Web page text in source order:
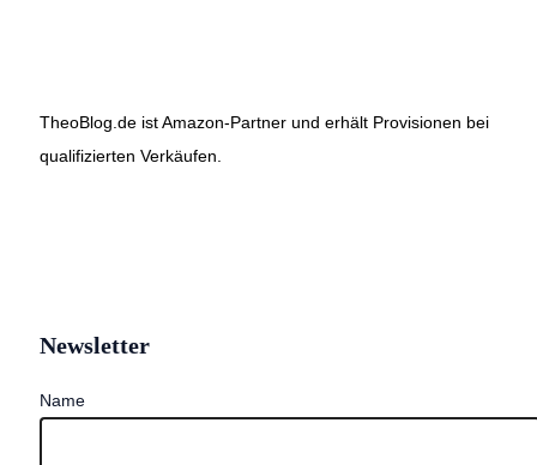
TheoBlog.de ist Amazon-Partner und erhält Provisionen bei
qualifizierten Verkäufen.
Newsletter
Name